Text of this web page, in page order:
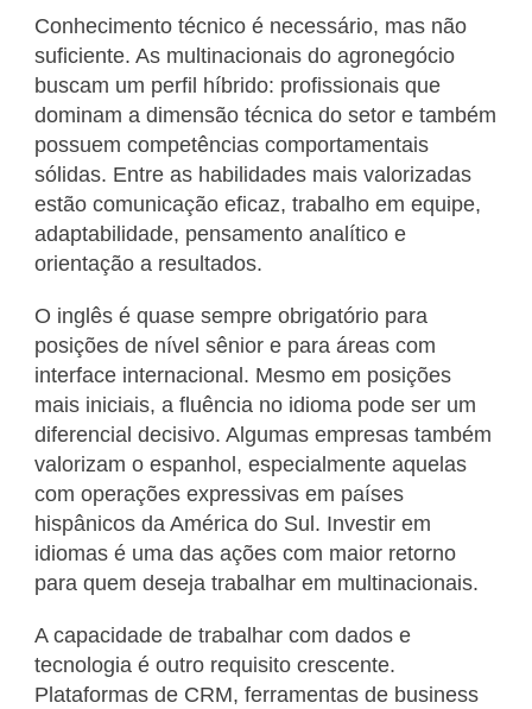
Conhecimento técnico é necessário, mas não
suficiente. As multinacionais do agronegócio
buscam um perfil híbrido: profissionais que
dominam a dimensão técnica do setor e também
possuem competências comportamentais
sólidas. Entre as habilidades mais valorizadas
estão comunicação eficaz, trabalho em equipe,
adaptabilidade, pensamento analítico e
orientação a resultados.
O inglês é quase sempre obrigatório para
posições de nível sênior e para áreas com
interface internacional. Mesmo em posições
mais iniciais, a fluência no idioma pode ser um
diferencial decisivo. Algumas empresas também
valorizam o espanhol, especialmente aquelas
com operações expressivas em países
hispânicos da América do Sul. Investir em
idiomas é uma das ações com maior retorno
para quem deseja trabalhar em multinacionais.
A capacidade de trabalhar com dados e
tecnologia é outro requisito crescente.
Plataformas de CRM, ferramentas de business